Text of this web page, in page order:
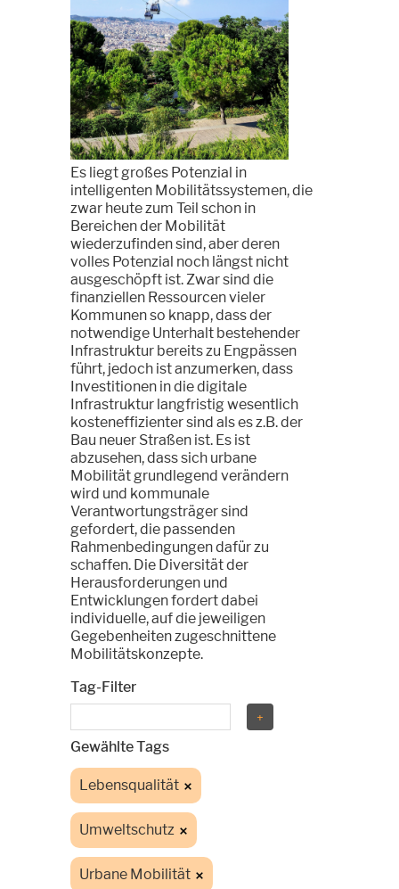
Es liegt großes Potenzial in
intelligenten Mobilitätssystemen, die
zwar heute zum Teil schon in
Bereichen der Mobilität
wiederzufinden sind, aber deren
volles Potenzial noch längst nicht
ausgeschöpft ist. Zwar sind die
finanziellen Ressourcen vieler
Kommunen so knapp, dass der
notwendige Unterhalt bestehender
Infrastruktur bereits zu Engpässen
führt, jedoch ist anzumerken, dass
Investitionen in die digitale
Infrastruktur langfristig wesentlich
kosteneffizienter sind als es z.B. der
Bau neuer Straßen ist. Es ist
abzusehen, dass sich urbane
Mobilität grundlegend verändern
wird und kommunale
Verantwortungsträger sind
gefordert, die passenden
Rahmenbedingungen dafür zu
schaffen. Die Diversität der
Herausforderungen und
Entwicklungen fordert dabei
individuelle, auf die jeweiligen
Gegebenheiten zugeschnittene
Mobilitätskonzepte.
Tag-Filter
Gewählte Tags
Lebensqualität
Umweltschutz
Urbane Mobilität